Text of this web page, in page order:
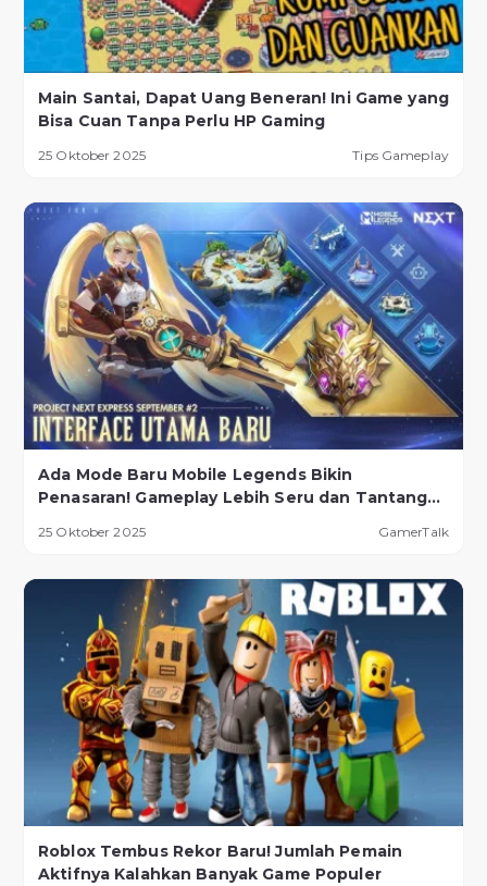
Main Santai, Dapat Uang Beneran! Ini Game yang
Bisa Cuan Tanpa Perlu HP Gaming
25 Oktober 2025 Tips Gameplay
Ada Mode Baru Mobile Legends Bikin
Penasaran! Gameplay Lebih Seru dan Tantangan
25 Oktober 2025 GamerTalk
Roblox Tembus Rekor Baru! Jumlah Pemain
Aktifnya Kalahkan Banyak Game Populer